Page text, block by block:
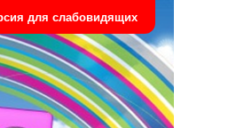
для слабовидящих